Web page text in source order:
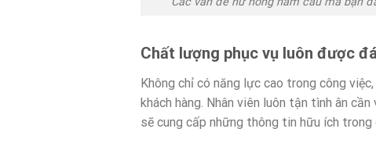
Chất lượng phục vụ luôn được
Không chỉ có năng lực cao trong công
khách hàng. Nhân viên luôn tận tình ân
sẽ cung cấp những thông tin hữu ích